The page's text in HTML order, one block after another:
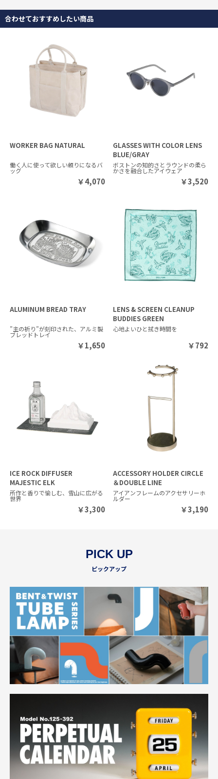
合わせておすすめしたい商品
WORKER BAG NATURAL
働く人に使って欲しい頼りになるバ
ッグ
￥4,070
GLASSES WITH COLOR LENS
BLUE/GRAY
ボストンの知的さとラウンドの柔ら
かさを融合したアイウェア
￥3,520
ALUMINUM BREAD TRAY
”主の祈り”が刻印された、アルミ製
ブレッドトレイ
￥1,650
LENS & SCREEN CLEANUP
BUDDIES GREEN
心地よいひと拭き時間を
￥792
ICE ROCK DIFFUSER
MAJESTIC ELK
所作と香りで愉しむ、雪山に広がる
世界
￥3,300
ACCESSORY HOLDER CIRCLE
＆DOUBLE LINE
アイアンフレームのアクセサリーホ
ルダー
￥3,190
PICK UP
ピックアップ